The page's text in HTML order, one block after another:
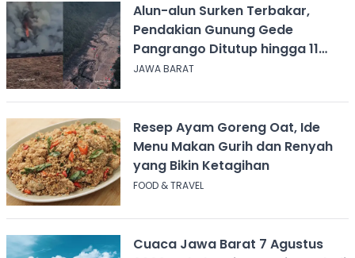
Alun-alun Surken Terbakar,
Pendakian Gunung Gede
Pangrango Ditutup hingga 11
Agustus 2026
JAWA BARAT
Resep Ayam Goreng Oat, Ide
Menu Makan Gurih dan Renyah
yang Bikin Ketagihan
FOOD & TRAVEL
Cuaca Jawa Barat 7 Agustus